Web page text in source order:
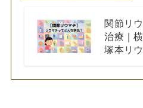
関節リ
治療｜
塚本リ